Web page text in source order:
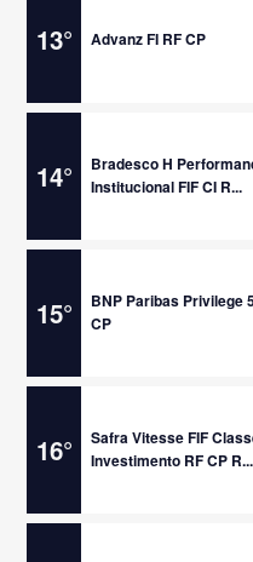
13° Advanz FI RF CP
14°
Bradesco H
Institucional FIF CI R...
15°
BNP Paribas Privilege
CP
16°
Safra Vitesse FIF
Investimento RF CP R...